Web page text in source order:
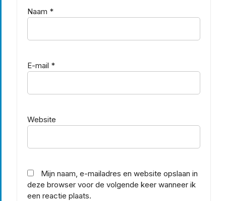
Naam *
E-mail *
Website
Mijn naam, e-mailadres en website opslaan in
deze browser voor de volgende keer wanneer ik
een reactie plaats.